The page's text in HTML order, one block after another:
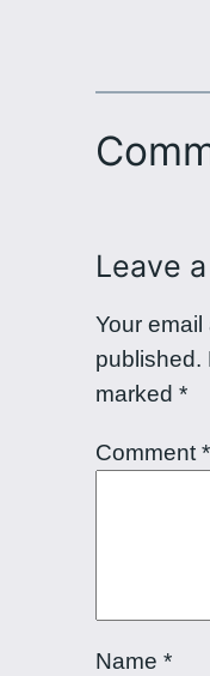
Leave
Your
published.
marked *
Comment *
Name *